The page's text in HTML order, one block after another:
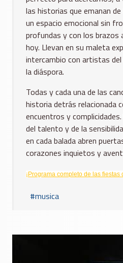
las historias que emanan
un espacio emocional sin
profundas y con los brazos
hoy. Llevan en su maleta
intercambio con artistas
la diáspora.
Todas y cada una de las
historia detrás relacionada
encuentros y
del talento y de la
en cada balada abren
corazones inquietos y
¡Programa completo de las
musica